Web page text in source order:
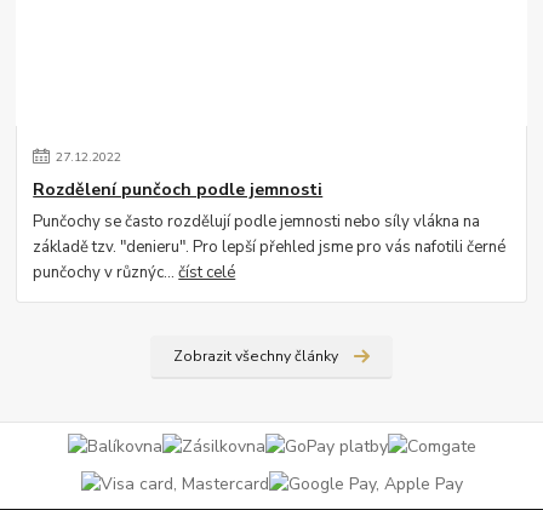
27.12.2022
Rozdělení punčoch podle jemnosti
Punčochy se často rozdělují podle jemnosti nebo síly vlákna na
základě tzv. "denieru". Pro lepší přehled jsme pro vás nafotili černé
punčochy v různýc...číst celé
Zobrazit všechny články